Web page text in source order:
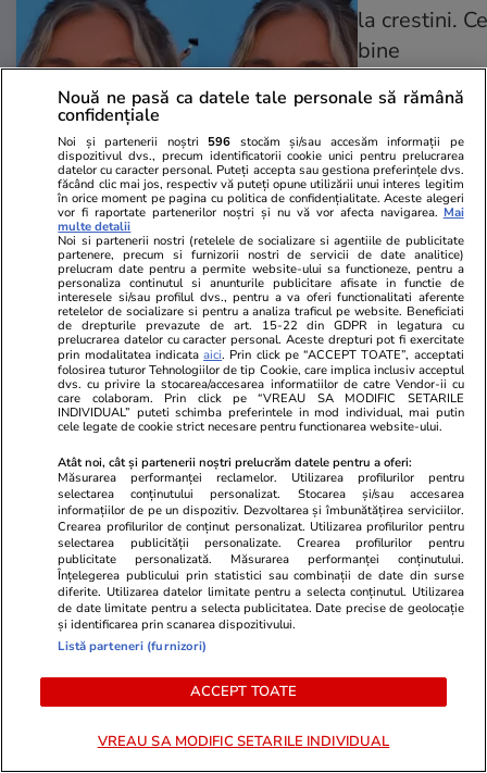
Wowbiz.ro
Andreea Ibacka a izbucnit în
plâns! Ce a emoționat-o până la
lacrimi pe vedetă: „Nu-mi mai e
rușine să fiu vulnerabilă”
Redactia.ro
Azi, 27
crestini. Ce
POLITIC
Politică 25 iul.
Mutarea prin care AUR, S.O.S. și
POT au făcut front comun în
opoziție împotriva legii care
permite Armatei să doboare
dronele neautorizate. CCR a
tranșat definitiv disputa
Cum a apărut Mirabela
Grădinaru la întâlnirea cu
Nouă ne pasă ca datele tale personale să rămână
confidențiale
Noi și partenerii noștri 596 stocăm și/sau accesăm informații pe
dispozitivul dvs., precum identificatorii cookie unici pentru prelucrarea
datelor cu caracter personal. Puteți accepta sau gestiona preferințele dvs.
făcând clic mai jos, respectiv vă puteți opune utilizării unui interes legitim
în orice moment pe pagina cu politica de confidențialitate. Aceste alegeri
vor fi raportate partenerilor noștri și nu vă vor afecta navigarea. Mai
multe detalii
Noi si partenerii nostri (retelele de socializare si agentiile de publicitate
partenere, precum si furnizorii nostri de servicii de date analitice)
prelucram date pentru a permite website-ului sa functioneze, pentru a
personaliza continutul si anunturile publicitare afisate in functie de
interesele si/sau profilul dvs., pentru a va oferi functionalitati aferente
retelelor de socializare si pentru a analiza traficul pe website. Beneficiati
de drepturile prevazute de art. 15-22 din GDPR in legatura cu
prelucrarea datelor cu caracter personal. Aceste drepturi pot fi exercitate
prin modalitatea indicataaici. Prin click pe “ACCEPT TOATE”, acceptati
folosirea tuturor Tehnologiilor de tip Cookie, care implica inclusiv acceptul
dvs. cu privire la stocarea/accesarea informatiilor de catre Vendor-ii cu
care colaboram. Prin click pe “VREAU SA MODIFIC SETARILE
INDIVIDUAL” puteti schimba preferintele in mod individual, mai putin
cele legate de cookie strict necesare pentru functionarea website-ului.
Atât noi, cât și partenerii noștri prelucrăm datele pentru a oferi:
Măsurarea performanței reclamelor. Utilizarea profilurilor pentru
selectarea conținutului personalizat. Stocarea și/sau accesarea
informațiilor de pe un dispozitiv. Dezvoltarea și îmbunătățirea serviciilor.
Crearea profilurilor de conținut personalizat. Utilizarea profilurilor pentru
selectarea publicității personalizate. Crearea profilurilor pentru
publicitate personalizată. Măsurarea performanței conținutului.
Înțelegerea publicului prin statistici sau combinații de date din surse
diferite. Utilizarea datelor limitate pentru a selecta conținutul. Utilizarea
de date limitate pentru a selecta publicitatea. Date precise de geolocație
și identificarea prin scanarea dispozitivului.
Listă parteneri (furnizori)
ACCEPT TOATE
VREAU SA MODIFIC SETARILE INDIVIDUAL